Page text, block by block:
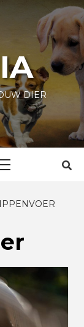
DIER